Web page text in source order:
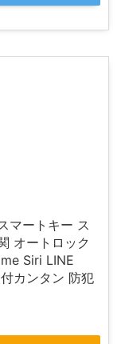
マートキー ス
オートロック
Siri LINE
カンタン 防犯